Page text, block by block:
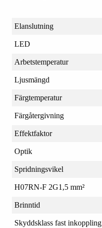
Elanslutning
LED
Arbetstemperatur
Ljusmängd
Färgtemperatur
Färgåtergivning
Effektfaktor
Optik
Spridningsvikel
H07RN-F 2G1,5 mm²
Brinntid
Skyddsklass fast inkoppling